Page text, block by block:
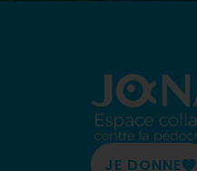
JE DONNE